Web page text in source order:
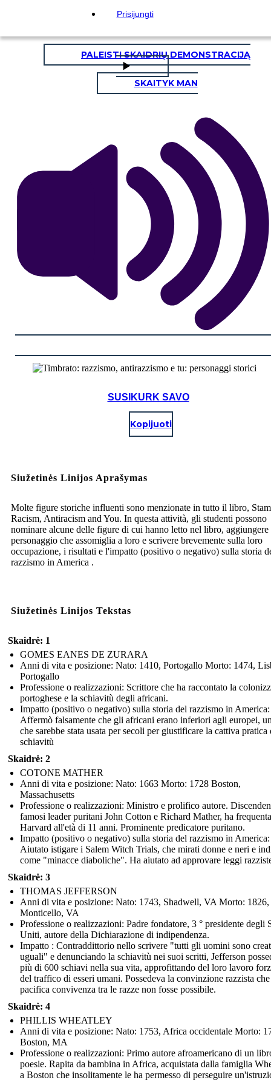
Prisijungti
Nukopijuokite šią siužetinę lentą
PALEISTI SKAIDRIŲ DEMONSTRACIJĄ
SKAITYK MAN
SUSIKURK SAVO
Kopijuoti
Siužetinės Linijos Aprašymas
Molte figure storiche influenti sono menzionate in tutto il libro,
Racism, Antiracism and You. In questa attività, gli studenti possono
nominare alcune delle figure di cui hanno letto nel libro, aggiungere
personaggio che assomiglia a loro e scrivere brevemente sulla loro
occupazione, i risultati e l'impatto (positivo o negativo) sulla storia
razzismo in America .
Siužetinės Linijos Tekstas
Skaidrė: 1
GOMES EANES DE ZURARA
Anni di vita e posizione: Nato: 1410, Portogallo Morto: 1474,
Portogallo
Professione o realizzazioni: Scrittore che ha raccontato la
portoghese e la schiavitù degli africani.
Impatto (positivo o negativo) sulla storia del razzismo in America:
Affermò falsamente che gli africani erano inferiori agli europei,
che sarebbe stata usata per secoli per giustificare la cattiva pratica
schiavitù
Skaidrė: 2
COTONE MATHER
Anni di vita e posizione: Nato: 1663 Morto: 1728 Boston,
Massachusetts
Professione o realizzazioni: Ministro e prolifico autore.
famosi leader puritani John Cotton e Richard Mather, ha
Harvard all'età di 11 anni. Prominente predicatore puritano.
Impatto (positivo o negativo) sulla storia del razzismo in America:
Aiutato istigare i Salem Witch Trials, che mirati donne e neri e
come "minacce diaboliche". Ha aiutato ad approvare leggi
Skaidrė: 3
THOMAS JEFFERSON
Anni di vita e posizione: Nato: 1743, Shadwell, VA Morto: 1826,
Monticello, VA
Professione o realizzazioni: Padre fondatore, 3 ° presidente degli
Uniti, autore della Dichiarazione di indipendenza.
Impatto : Contraddittorio nello scrivere "tutti gli uomini sono
uguali" e denunciando la schiavitù nei suoi scritti, Jefferson
più di 600 schiavi nella sua vita, approfittando del loro lavoro
del traffico di esseri umani. Possedeva la convinzione razzista
pacifica convivenza tra le razze non fosse possibile.
Skaidrė: 4
PHILLIS WHEATLEY
Anni di vita e posizione: Nato: 1753, Africa occidentale Morto:
Boston, MA
Professione o realizzazioni: Primo autore afroamericano di un
poesie. Rapita da bambina in Africa, acquistata dalla famiglia
a Boston che insolitamente le ha permesso di perseguire